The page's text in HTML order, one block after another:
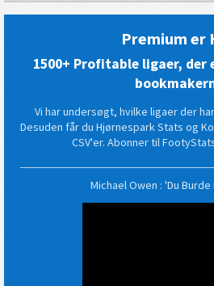
Premium er
1500+ Profitable ligaer,
Vi har undersøgt, hvilke ligaer der
Desuden får du Hjørnespark Stats og
CSV'er. Abonner til
Michael Owen : 'Du Burde